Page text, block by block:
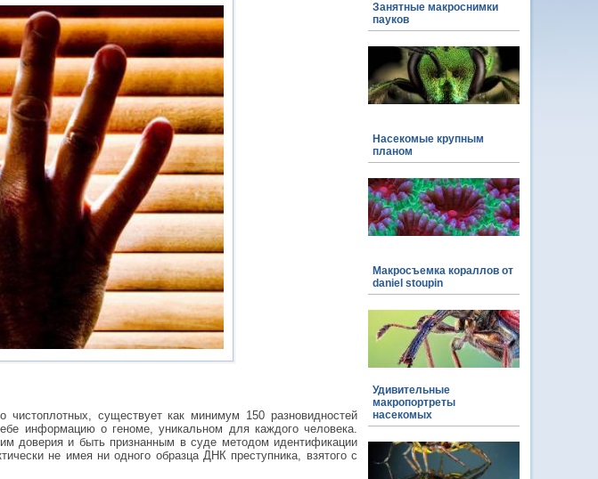
существует как минимум 150 разновидностей
информацию о геноме, уникальном для каждого человека.
доверия и быть признанным в суде методом идентификации
не имея ни одного образца ДНК преступника, взятого с
Занятные макроснимки
пауков
Насекомые крупным
планом
Макросъемка кораллов от
daniel stoupin
Удивительные
макропортреты
насекомых